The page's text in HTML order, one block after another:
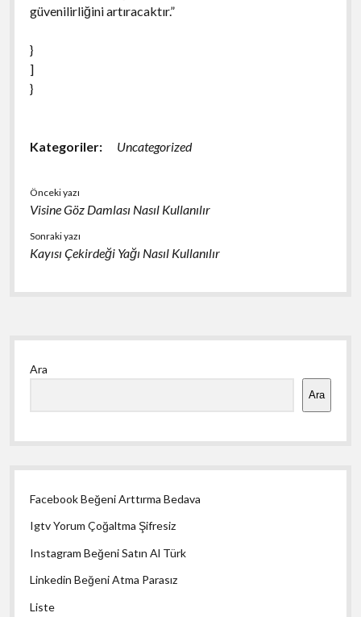
güvenilirliğini artıracaktır.”
}
]
}
Kategoriler: Uncategorized
Önceki yazı
Visine Göz Damlası Nasıl Kullanılır
Sonraki yazı
Kayısı Çekirdeği Yağı Nasıl Kullanılır
Yan
Menü
Ara
Ara
Facebook Beğeni Arttırma Bedava
Igtv Yorum Çoğaltma Şifresiz
Instagram Beğeni Satın Al Türk
Linkedin Beğeni Atma Parasız
Liste